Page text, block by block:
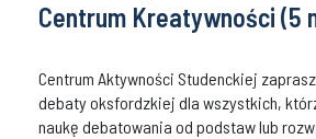
Centrum Kreatywności (5
Centrum Aktywności Studenckiej
debaty oksfordzkiej dla wszystkich,
naukę debatowania od podstaw lub